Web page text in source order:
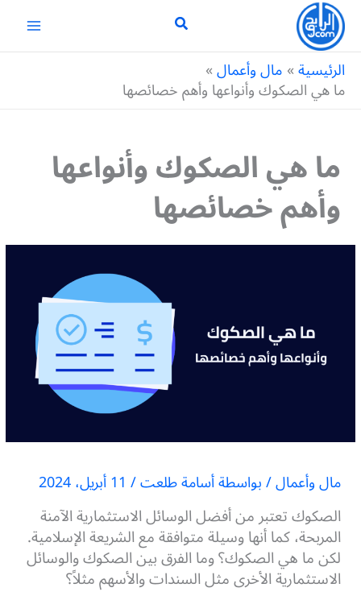
تخطي
المحتوى
الرئيسية مال وأعمال
ما هي الصكوك وأنواعها وأهم خصائصها
ما هي الصكوك وأنواعها
وأهم خصائصها
مال وأعمال/ بواسطةأسامة طلعت/ 11 أبريل، 2024
الصكوك تعتبر من أفضل الوسائل الاستثمارية الآمنة
المربحة، كما أنها وسيلة متوافقة مع الشريعة الإسلامية.
لكن ما هي الصكوك؟وما الفرق بين الصكوك والوسائل
الاستثمارية الأخرى مثل السندات والأسهم مثلاً؟